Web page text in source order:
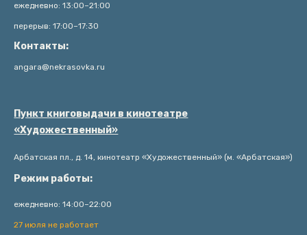
ежедневно: 13:00–21:00
перерыв: 17:00–17:30
Контакты:
angara@nekrasovka.ru
Пункт книговыдачи в кинотеатре
«Художественный»
Арбатская пл., д. 14, кинотеатр «Художественный» (м. «Арбатская»)
Режим работы:
ежедневно: 14:00–22:00
27 июля не работает